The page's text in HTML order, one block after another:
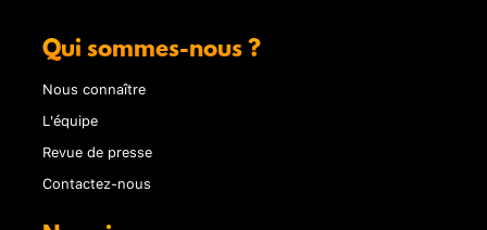
Qui sommes-nous ?
Nous connaître
L'équipe
Revue de presse
Contactez-nous